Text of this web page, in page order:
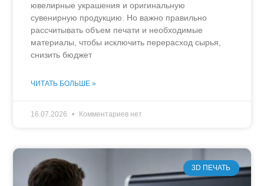
ювелирные украшения и оригинальную
сувенирную продукцию. Но важно правильно
рассчитывать объем печати и необходимые
материалы, чтобы исключить перерасход сырья,
снизить бюджет
ЧИТАТЬ БОЛЬШЕ »
16.07.2026 Комментариев нет
3D ПЕЧАТЬ